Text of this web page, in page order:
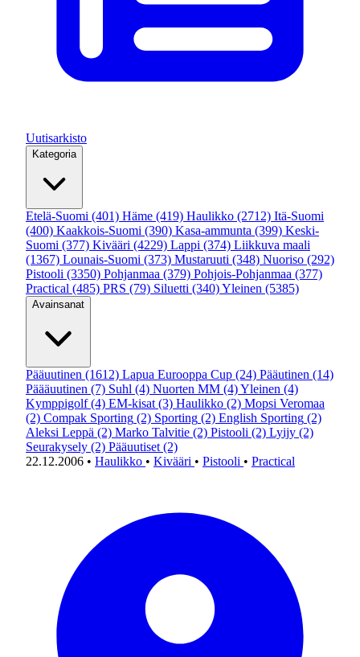
Uutisarkisto
Kategoria
Etelä-Suomi (401) Häme (419) Haulikko (2712) Itä-Suomi
(400) Kaakkois-Suomi (390) Kasa-ammunta (399) Keski-
Suomi (377) Kivääri (4229) Lappi (374) Liikkuva maali
(1367) Lounais-Suomi (373) Mustaruuti (348) Nuoriso (292)
Pistooli (3350) Pohjanmaa (379) Pohjois-Pohjanmaa (377)
Practical (485) PRS (79) Siluetti (340)Yleinen (5385)
Avainsanat
Pääuutinen (1612) Lapua Eurooppa Cup (24) Pääutinen (14)
Päääuutinen (7) Suhl (4) Nuorten MM (4)Yleinen (4)
Kymppigolf (4) EM-kisat (3) Haulikko (2) Mopsi Veromaa
(2) Compak Sporting (2) Sporting (2) English Sporting (2)
Aleksi Leppä (2) Marko Talvitie (2) Pistooli (2) Lyijy (2)
Seurakysely (2) Pääuutiset (2)
22.12.2006 • Haulikko • Kivääri • Pistooli • Practical